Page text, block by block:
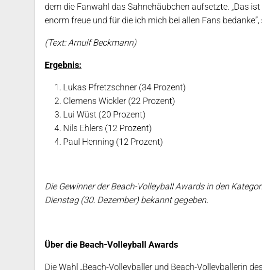
dem die Fanwahl das Sahnehäubchen aufsetzte. „Das
enorm freue und für die ich mich bei allen Fans
(Text: Arnulf Beckmann)
Ergebnis:
1. Lukas Pfretzschner (34 Prozent)
2. Clemens Wickler (22 Prozent)
3. Lui Wüst (20 Prozent)
4. Nils Ehlers (12 Prozent)
4. Paul Henning (12 Prozent)
Die Gewinner der Beach-Volleyball Awards in den
Dienstag (30. Dezember) bekannt gegeben.
Über die Beach-Volleyball Awards
Die Wahl „Beach-Volleyballer und Beach-Volleyballerin